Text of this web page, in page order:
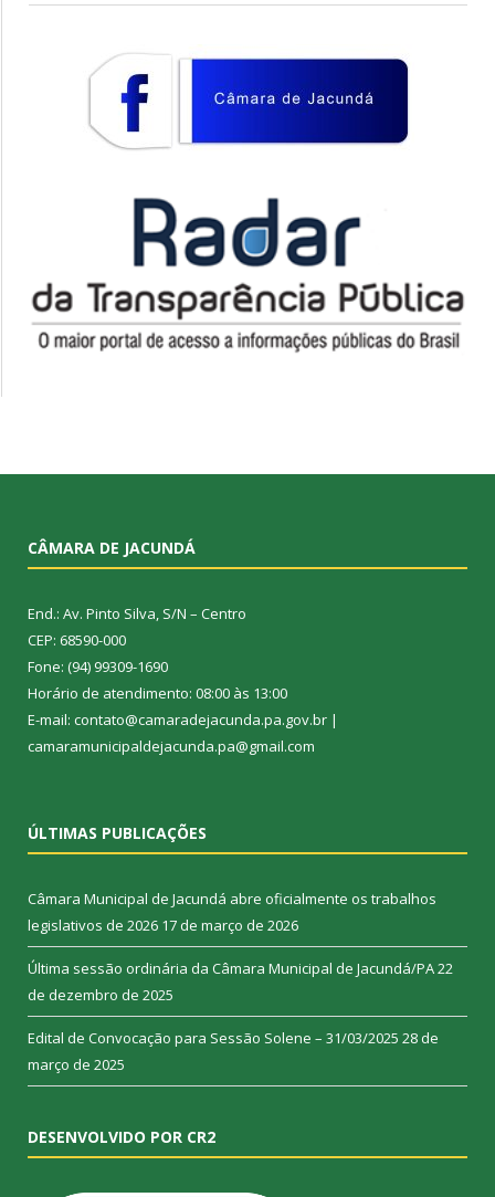
CÂMARA DE JACUNDÁ
End.: Av. Pinto Silva, S/N – Centro
CEP: 68590-000
Fone: (94) 99309-1690
Horário de atendimento: 08:00 às 13:00
E-mail: contato@camaradejacunda.pa.gov.br |
camaramunicipaldejacunda.pa@gmail.com
ÚLTIMAS PUBLICAÇÕES
Câmara Municipal de Jacundá abre oficialmente os trabalhos
legislativos de 2026 17 de março de 2026
Última sessão ordinária da Câmara Municipal de Jacundá/PA22
de dezembro de 2025
Edital de Convocação para Sessão Solene – 31/03/2025 28 de
março de 2025
DESENVOLVIDO POR CR2